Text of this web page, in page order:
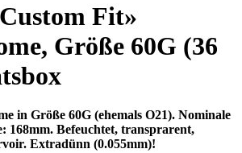
Fit»
Größe 60G (36
in Größe 60G (ehemals O21). Nominale
168mm. Befeuchtet, transprarent,
Extradünn (0.055mm)!